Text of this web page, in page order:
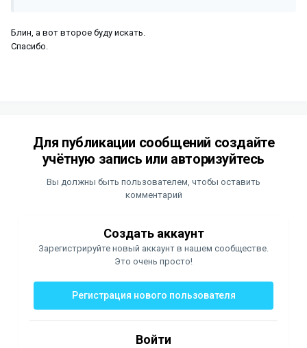
Блин, а вот второе буду искать.
Спасибо.
Для публикации сообщений создайте
учётную запись или авторизуйтесь
Вы должны быть пользователем, чтобы оставить
комментарий
Создать аккаунт
Зарегистрируйте новый аккаунт в нашем сообществе.
Это очень просто!
Регистрация нового пользователя
Войти